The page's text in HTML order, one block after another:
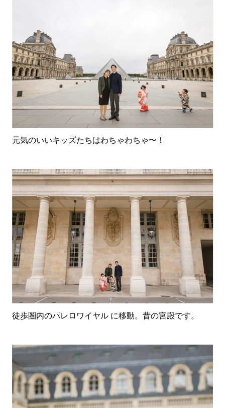
元気のいいキッズたちはわちゃわちゃ〜！
徒歩圏内のパレロワイヤル に移動。昔の宮殿です。